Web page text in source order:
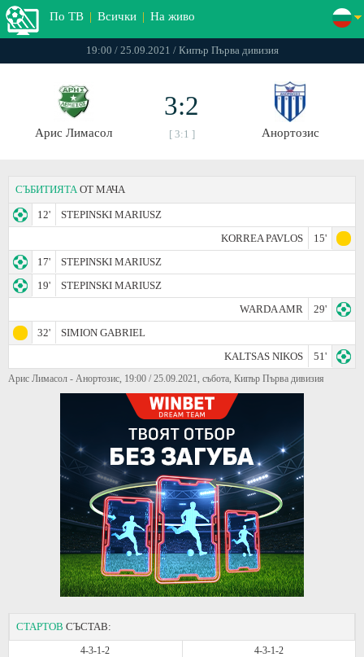
По ТВ | Всички | На живо
19:00 / 25.09.2021 / Кипър Първа дивизия
Арис Лимасол
3:2
[ 3:1 ] Анортозис
СЪБИТИЯТА ОТ МАЧА
12'
STEPINSKI MARIUSZ
KORREA PAVLOS
15'
17'
STEPINSKI MARIUSZ
19'
STEPINSKI MARIUSZ
WARDA AMR
29'
32'
SIMION GABRIEL
KALTSAS NIKOS
51'
Арис Лимасол - Анортозис, 19:00 / 25.09.2021, събота, Кипър Първа дивизия
СТАРТОВ СЪСТАВ:
4-3-1-2
4-3-1-2